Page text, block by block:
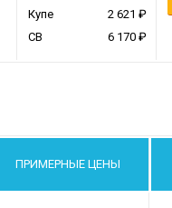
Купе
2 621
СВ
6 170
ПРИМЕРНЫЕ ЦЕНЫ